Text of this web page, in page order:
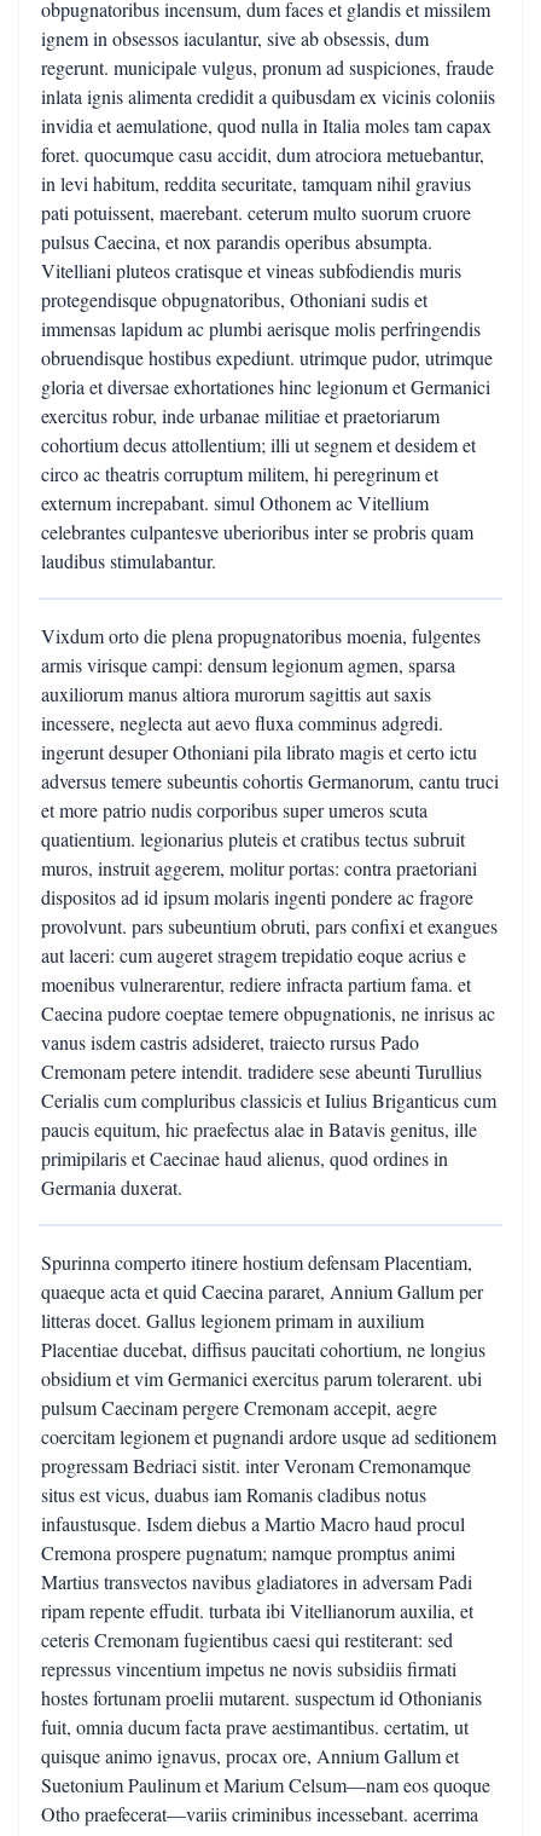
obpugnatoribus incensum, dum faces et glandis et missilem
ignem in obsessos iaculantur, sive ab obsessis, dum
regerunt. municipale vulgus, pronum ad suspiciones, fraude
inlata ignis alimenta credidit a quibusdam ex vicinis coloniis
invidia et aemulatione, quod nulla in Italia moles tam capax
foret. quocumque casu accidit, dum atrociora metuebantur,
in levi habitum, reddita securitate, tamquam nihil gravius
pati potuissent, maerebant. ceterum multo suorum cruore
pulsus Caecina, et nox parandis operibus absumpta.
Vitelliani pluteos cratisque et vineas subfodiendis muris
protegendisque obpugnatoribus, Othoniani sudis et
immensas lapidum ac plumbi aerisque molis perfringendis
obruendisque hostibus expediunt. utrimque pudor, utrimque
gloria et diversae exhortationes hinc legionum et Germanici
exercitus robur, inde urbanae militiae et praetoriarum
cohortium decus attollentium; illi ut segnem et desidem et
circo ac theatris corruptum militem, hi peregrinum et
externum increpabant. simul Othonem ac Vitellium
celebrantes culpantesve uberioribus inter se probris quam
laudibus stimulabantur.
Vixdum orto die plena propugnatoribus moenia, fulgentes
armis virisque campi: densum legionum agmen, sparsa
auxiliorum manus altiora murorum sagittis aut saxis
incessere, neglecta aut aevo fluxa comminus adgredi.
ingerunt desuper Othoniani pila librato magis et certo ictu
adversus temere subeuntis cohortis Germanorum, cantu truci
et more patrio nudis corporibus super umeros scuta
quatientium. legionarius pluteis et cratibus tectus subruit
muros, instruit aggerem, molitur portas: contra praetoriani
dispositos ad id ipsum molaris ingenti pondere ac fragore
provolvunt. pars subeuntium obruti, pars confixi et exangues
aut laceri: cum augeret stragem trepidatio eoque acrius e
moenibus vulnerarentur, rediere infracta partium fama. et
Caecina pudore coeptae temere obpugnationis, ne inrisus ac
vanus isdem castris adsideret, traiecto rursus Pado
Cremonam petere intendit. tradidere sese abeunti Turullius
Cerialis cum compluribus classicis et Iulius Briganticus cum
paucis equitum, hic praefectus alae in Batavis genitus, ille
primipilaris et Caecinae haud alienus, quod ordines in
Germania duxerat.
Spurinna comperto itinere hostium defensam Placentiam,
quaeque acta et quid Caecina pararet, Annium Gallum per
litteras docet. Gallus legionem primam in auxilium
Placentiae ducebat, diffisus paucitati cohortium, ne longius
obsidium et vim Germanici exercitus parum tolerarent. ubi
pulsum Caecinam pergere Cremonam accepit, aegre
coercitam legionem et pugnandi ardore usque ad seditionem
progressam Bedriaci sistit. inter Veronam Cremonamque
situs est vicus, duabus iam Romanis cladibus notus
infaustusque. Isdem diebus a Martio Macro haud procul
Cremona prospere pugnatum; namque promptus animi
Martius transvectos navibus gladiatores in adversam Padi
ripam repente effudit. turbata ibi Vitellianorum auxilia, et
ceteris Cremonam fugientibus caesi qui restiterant: sed
repressus vincentium impetus ne novis subsidiis firmati
hostes fortunam proelii mutarent. suspectum id Othonianis
fuit, omnia ducum facta prave aestimantibus. certatim, ut
quisque animo ignavus, procax ore, Annium Gallum et
Suetonium Paulinum et Marium Celsum—nam eos quoque
Otho praefecerat—variis criminibus incessebant. acerrima